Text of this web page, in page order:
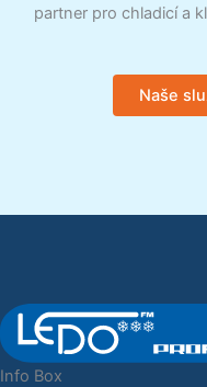
partner pro chladicí a
Naše
Info Box